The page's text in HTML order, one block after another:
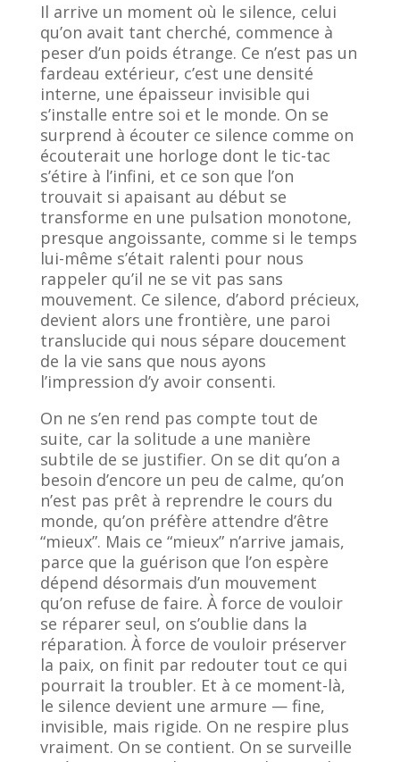
Il arrive un moment où le silence, celui
qu’on avait tant cherché, commence à
peser d’un poids étrange. Ce n’est pas un
fardeau extérieur, c’est une densité
interne, une épaisseur invisible qui
s’installe entre soi et le monde. On se
surprend à écouter ce silence comme on
écouterait une horloge dont le tic-tac
s’étire à l’infini, et ce son que l’on
trouvait si apaisant au début se
transforme en une pulsation monotone,
presque angoissante, comme si le temps
lui-même s’était ralenti pour nous
rappeler qu’il ne se vit pas sans
mouvement. Ce silence, d’abord précieux,
devient alors une frontière, une paroi
translucide qui nous sépare doucement
de la vie sans que nous ayons
l’impression d’y avoir consenti.
On ne s’en rend pas compte tout de
suite, car la solitude a une manière
subtile de se justifier. On se dit qu’on a
besoin d’encore un peu de calme, qu’on
n’est pas prêt à reprendre le cours du
monde, qu’on préfère attendre d’être
“mieux”. Mais ce “mieux” n’arrive jamais,
parce que la guérison que l’on espère
dépend désormais d’un mouvement
qu’on refuse de faire. À force de vouloir
se réparer seul, on s’oublie dans la
réparation. À force de vouloir préserver
la paix, on finit par redouter tout ce qui
pourrait la troubler. Et à ce moment-là,
le silence devient une armure — fine,
invisible, mais rigide. On ne respire plus
vraiment. On se contient. On se surveille